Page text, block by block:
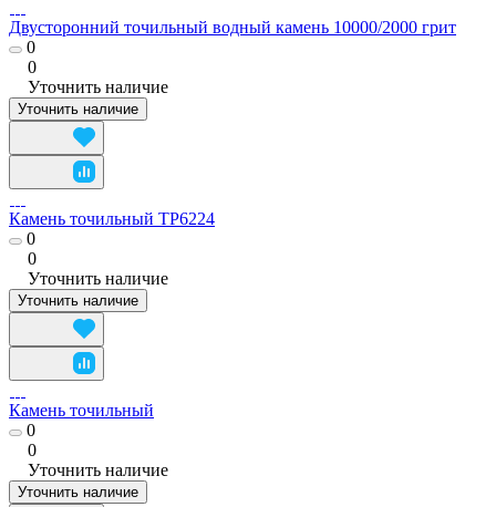
Двусторонний точильный водный камень 10000/2000 грит
0
0
Уточнить наличие
Уточнить наличие
Камень точильный TP6224
0
0
Уточнить наличие
Уточнить наличие
Камень точильный
0
0
Уточнить наличие
Уточнить наличие